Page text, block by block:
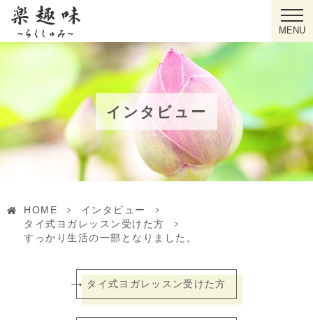
MENU
インタビュー
HOME > インタビュー
>
タイ式ヨガレッスン受けた方
>
すっかり生活の一部となりました。
タイ式ヨガレッスン受けた方